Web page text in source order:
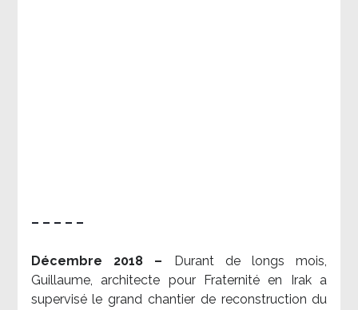
– – – – –
Décembre 2018 –
Durant de longs mois,
Guillaume, architecte pour Fraternité en Irak a
supervisé le grand chantier de reconstruction du